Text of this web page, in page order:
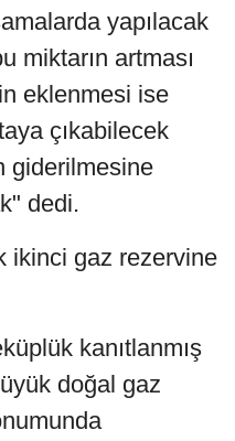
yapılacak
miktarın artması
eklenmesi ise
çıkabilecek
giderilmesine
dedi.
ikinci gaz rezervine
kanıtlanmış
doğal gaz